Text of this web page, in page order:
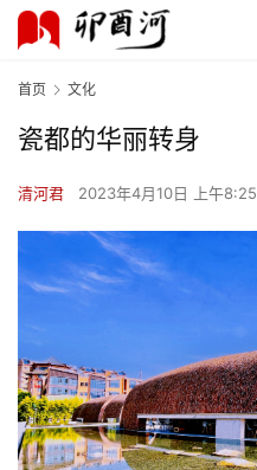
首页 文化
瓷都的华丽转身
清河君 2023年4月10日 上午8:25